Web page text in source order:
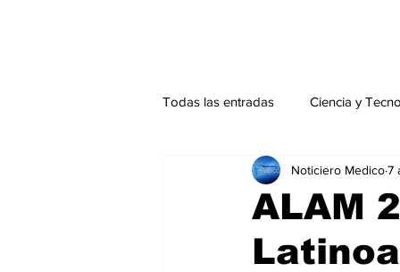
Todas las entradas Ciencia y
Actualidad Salud Mental
Endocrinología Actualidad
ALAM
Noticiero Medico7